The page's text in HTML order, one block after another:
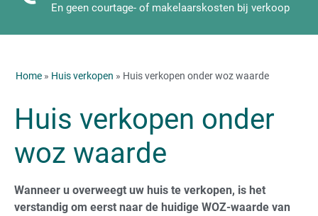
En geen courtage- of makelaarskosten bij verkoop
Home » Huis verkopen » Huis verkopen onder woz waarde
Huis verkopen onder
woz waarde
Wanneer u overweegt uw huis te verkopen, is het
verstandig om eerst naar de huidige WOZ-waarde van